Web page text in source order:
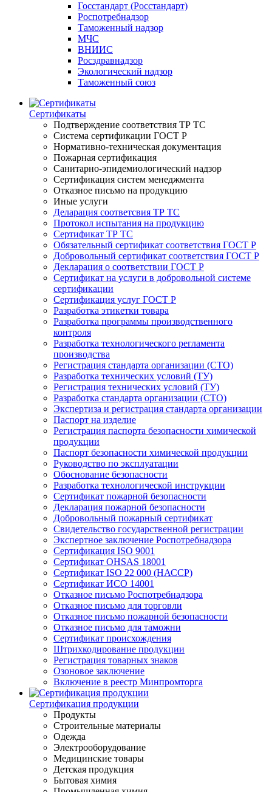
Госстандарт (Росстандарт)
Роспотребнадзор
Таможенный надзор
МЧС
ВНИИС
Росздравнадзор
Экологический надзор
Таможенный союз
Сертификаты
Подтверждение соответствия ТР ТС
Система сертификации ГОСТ Р
Нормативно-техническая документация
Пожарная сертификация
Санитарно-эпидемиологический надзор
Сертификация систем менеджмента
Отказное письмо на продукцию
Иные услуги
Деларация соответсвия ТР ТС
Протокол испытания на продукцию
Сертификат ТР ТС
Обязательный сертификат соответствия ГОСТ Р
Добровольный сертификат соответствия ГОСТ Р
Декларация о соответствии ГОСТ Р
Сертификат на услуги в добровольной системе
сертификации
Сертификация услуг ГОСТ Р
Разработка этикетки товара
Разработка программы производственного
контроля
Разработка технологического регламента
производства
Регистрация стандарта организации (СТО)
Разработка технических условий (ТУ)
Регистрация технических условий (ТУ)
Разработка стандарта организации (СТО)
Экспертиза и регистрация стандарта организации
Паспорт на изделие
Регистрация паспорта безопасности химической
продукции
Паспорт безопасности химической продукции
Руководство по эксплуатации
Обоснование безопасности
Разработка технологической инструкции
Сертификат пожарной безопасности
Декларация пожарной безопасности
Добровольный пожарный сертификат
Свидетельство государственной регистрации
Экспертное заключение Роспотребнадзора
Сертификация ISO 9001
Сертификат OHSAS 18001
Сертификат ISO 22 000 (НАССР)
Сертификат ИСО 14001
Отказное письмо Роспотребнадзора
Отказное письмо для торговли
Отказное письмо пожарной безопасности
Отказное письмо для таможни
Сертификат происхождения
Штрихкодирование продукции
Регистрация товарных знаков
Озоновое заключение
Включение в реестр Минпромторга
Сертификация продукции
Продукты
Строительные материалы
Одежда
Электрооборудование
Медицинские товары
Детская продукция
Бытовая химия